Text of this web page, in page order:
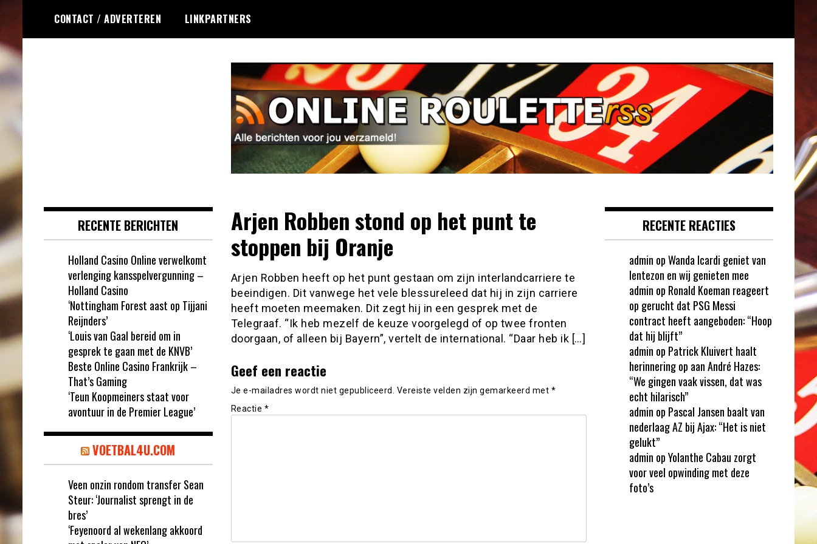
de
inhoud
CONTACT / ADVERTEREN LINKPARTNERS
Arjen Robben stond op het punt te
stoppen bij Oranje
Arjen Robben heeft op het punt gestaan om zijn interlandcarriere te
beeindigen. Dit vanwege het vele blessureleed dat hij in zijn carriere
heeft moeten meemaken. Dit zegt hij in een gesprek met de
Telegraaf. “Ik heb mezelf de keuze voorgelegd of op twee fronten
doorgaan, of alleen bij Bayern”, vertelt de international. “Daar heb ik […]
Geef een reactie
Je e-mailadres wordt niet gepubliceerd. Vereiste velden zijn gemarkeerd met *
Reactie *
RECENTE BERICHTEN
Holland Casino Online verwelkomt
verlenging kansspelvergunning –
Holland Casino
‘Nottingham Forest aast op Tijjani
Reijnders’
‘Louis van Gaal bereid om in
gesprek te gaan met de KNVB’
Beste Online Casino Frankrijk –
That’s Gaming
‘Teun Koopmeiners staat voor
avontuur in de Premier League’
VOETBAL4U.COM
Veen onzin rondom transfer Sean
Steur: ‘Journalist sprengt in de
bres’
‘Feyenoord al wekenlang akkoord
RECENTE REACTIES
admin opWanda Icardi geniet van
lentezon en wij genieten mee
admin op Ronald Koeman reageert
op gerucht dat PSG Messi
contract heeft aangeboden: “Hoop
dat hij blijft”
admin op Patrick Kluivert haalt
herinnering op aan André Hazes:
“We gingen vaak vissen, dat was
echt hilarisch”
admin op Pascal Jansen baalt van
nederlaag AZ bij Ajax: “Het is niet
gelukt”
admin opYolanthe Cabau zorgt
voor veel opwinding met deze
foto’s